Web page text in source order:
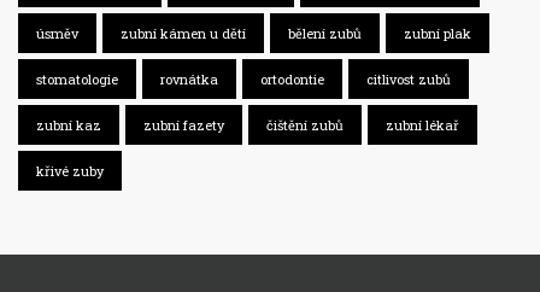
úsměv zubní kámen u dětí bělení zubů zubní plak
stomatologie rovnátka ortodontie citlivost zubů
zubní kaz zubní fazety čištění zubů zubní lékař
křivé zuby